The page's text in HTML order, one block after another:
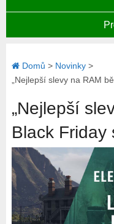
Domů > Novinky>
„Nejlepší slevy na RAM
„Nejlepší
Black Friday